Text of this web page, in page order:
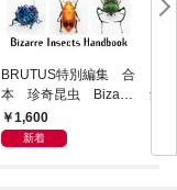
BRUTUS特別編集 合
本 珍奇昆虫 Bizarre
Insects Handbook
1,600
新着
集